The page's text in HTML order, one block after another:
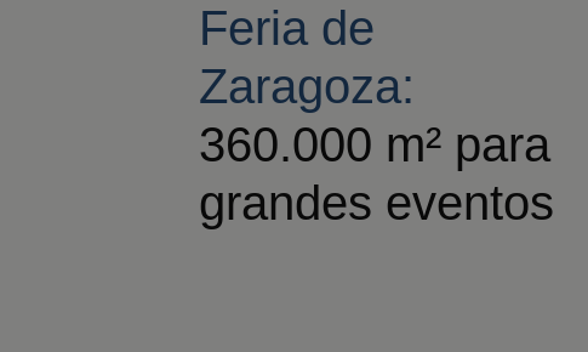
Feria de
Zaragoza:
360.000 m² para
grandes eventos